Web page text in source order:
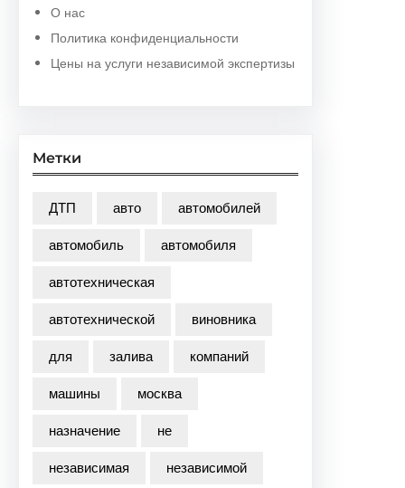
О нас
Политика конфиденциальности
Цены на услуги независимой экспертизы
Метки
ДТП авто
автомобилей
автомобиль
автомобиля
автотехническая
автотехнической
виновника
для
залива
компаний
машины
москва
назначение
не
независимая
независимой